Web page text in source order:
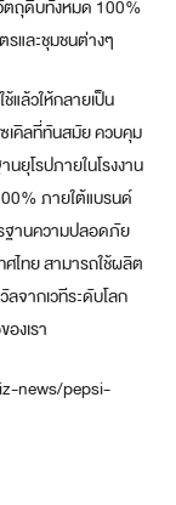
ตถุดิบทั้งหมด 100%
รและชุมชนต่างๆ
ล้วให้กลายเป็น
เคิลที่ทันสมัย ควบคุม
ยุโรปภายในโรงงาน
ภายใต้แบรนด์
านความปลอดภัย
ศไทย สามารถใช้ผลิต
จากเวทีระดับโลก
งเรา
news/pepsi-